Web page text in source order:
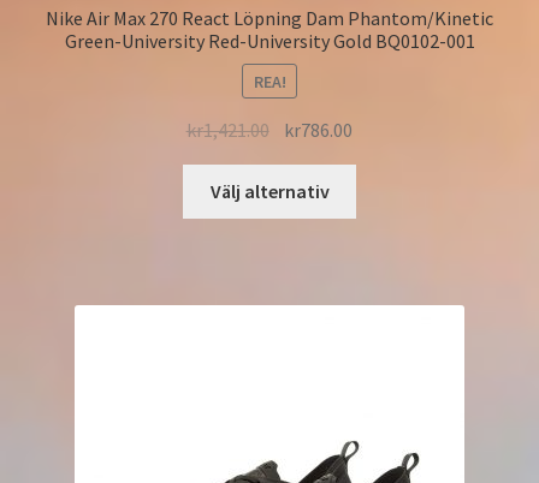
Nike Air Max 270 React Löpning Dam Phantom/Kinetic
Green-University Red-University Gold BQ0102-001
REA!
kr1,421.00 kr786.00
Välj alternativ